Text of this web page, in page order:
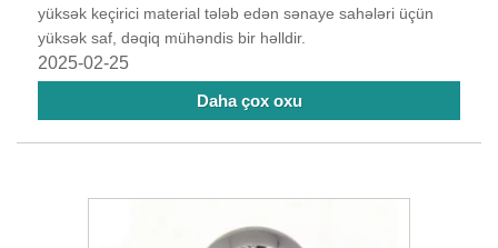
yüksək keçirici material tələb edən sənaye sahələri üçün
yüksək saf, dəqiq mühəndis bir həlldir.
2025-02-25
Daha çox oxu